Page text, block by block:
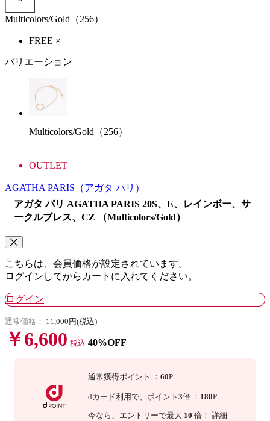
Multicolors/Gold（256）
FREE ×
バリエーション
Multicolors/Gold（256）
OUTLET
AGATHA PARIS （アガタ パリ）
アガタ パリ AGATHA PARIS 20S、E、レインボー、サ
ークルブレス、CZ （Multicolors/Gold）
こちらは、会員価格が設定されています。
ログインしてからカートに入れてください。
ログイン
通常価格： 11,000円(税込)
￥6,600 税込 40%OFF
通常獲得ポイント ：60P
dカード利用で、ポイント3倍 ： 180P
今なら 、エントリーで最大 10 倍！詳細